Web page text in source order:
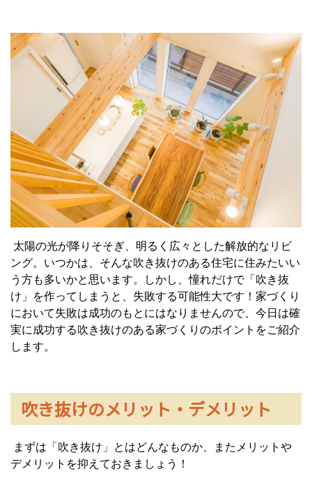
太陽の光が降りそそぎ、明るく広々とした解放的なリビ
ング。いつかは、そんな吹き抜けのある住宅に住みたいい
う方も多いかと思います。しかし、憧れだけで「吹き抜
け」を作ってしまうと、失敗する可能性大です！家づくり
において失敗は成功のもとにはなりませんので、今日は確
実に成功する吹き抜けのある家づくりのポイントをご紹介
します。
吹き抜けのメリット・デメリット
まずは「吹き抜け」とはどんなものか、またメリットや
デメリットを抑えておきましょう！